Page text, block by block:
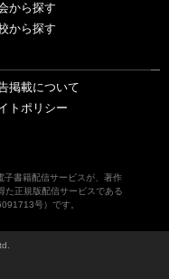
から探す
から探す
掲載について
トポリシー
子書籍配信サービスが、著作
た正規版配信サービスである
号）です。